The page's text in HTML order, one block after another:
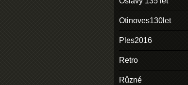
Otinoves130let
Ples2016
Retro
Různé